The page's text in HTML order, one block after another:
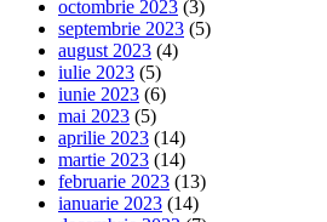
octombrie 2023 (3)
septembrie 2023 (5)
august 2023 (4)
iulie 2023 (5)
iunie 2023 (6)
mai 2023 (5)
aprilie 2023 (14)
martie 2023 (14)
februarie 2023 (13)
ianuarie 2023 (14)